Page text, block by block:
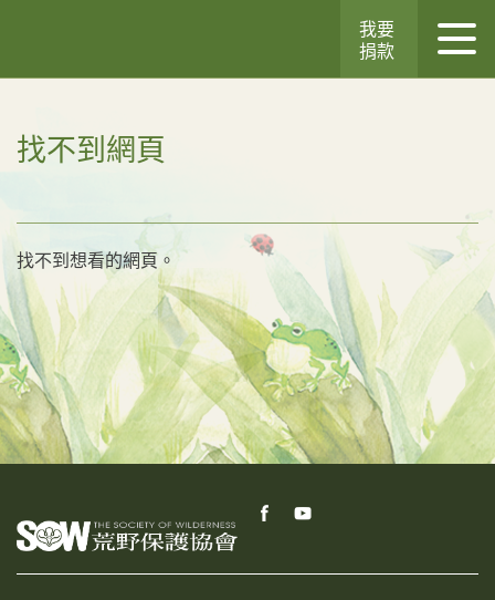
我要
捐款
找不到網頁
找不到想看的網頁。